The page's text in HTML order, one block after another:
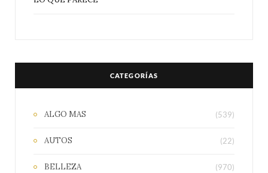
CATEGORÍAS
ALGO MAS (539)
AUTOS (22)
BELLEZA (970)